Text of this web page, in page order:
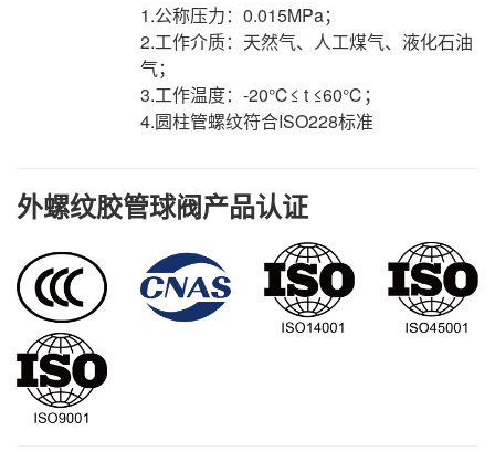
1.公称压力：0.015MPa；
2.工作介质：天然气、人工煤气、液化石油
气；
3.工作温度：-20℃≤ t ≤60℃；
4.圆柱管螺纹符合ISO228标准
外螺纹胶管球阀产品认证